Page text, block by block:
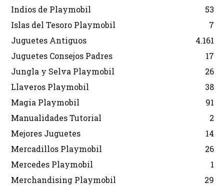
Indios de Playmobil
53
Islas del Tesoro Playmobil
7
Juguetes Antiguos
4.161
Juguetes Consejos Padres
17
Jungla y Selva Playmobil
26
Llaveros Playmobil
38
Magia Playmobil
91
Manualidades Tutorial
2
Mejores Juguetes
14
Mercadillos Playmobil
26
Mercedes Playmobil
1
Merchandising Playmobil
29